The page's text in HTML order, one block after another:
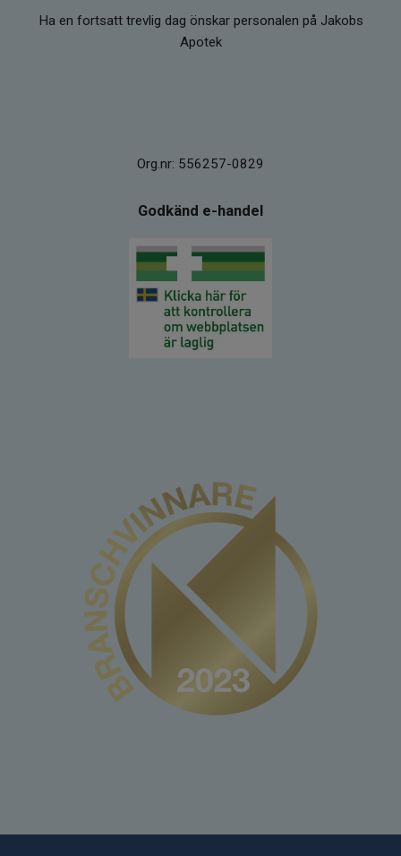
Ha en fortsatt trevlig dag önskar personalen på Jakobs
Apotek
Org.nr: 556257-0829
Godkänd e-handel